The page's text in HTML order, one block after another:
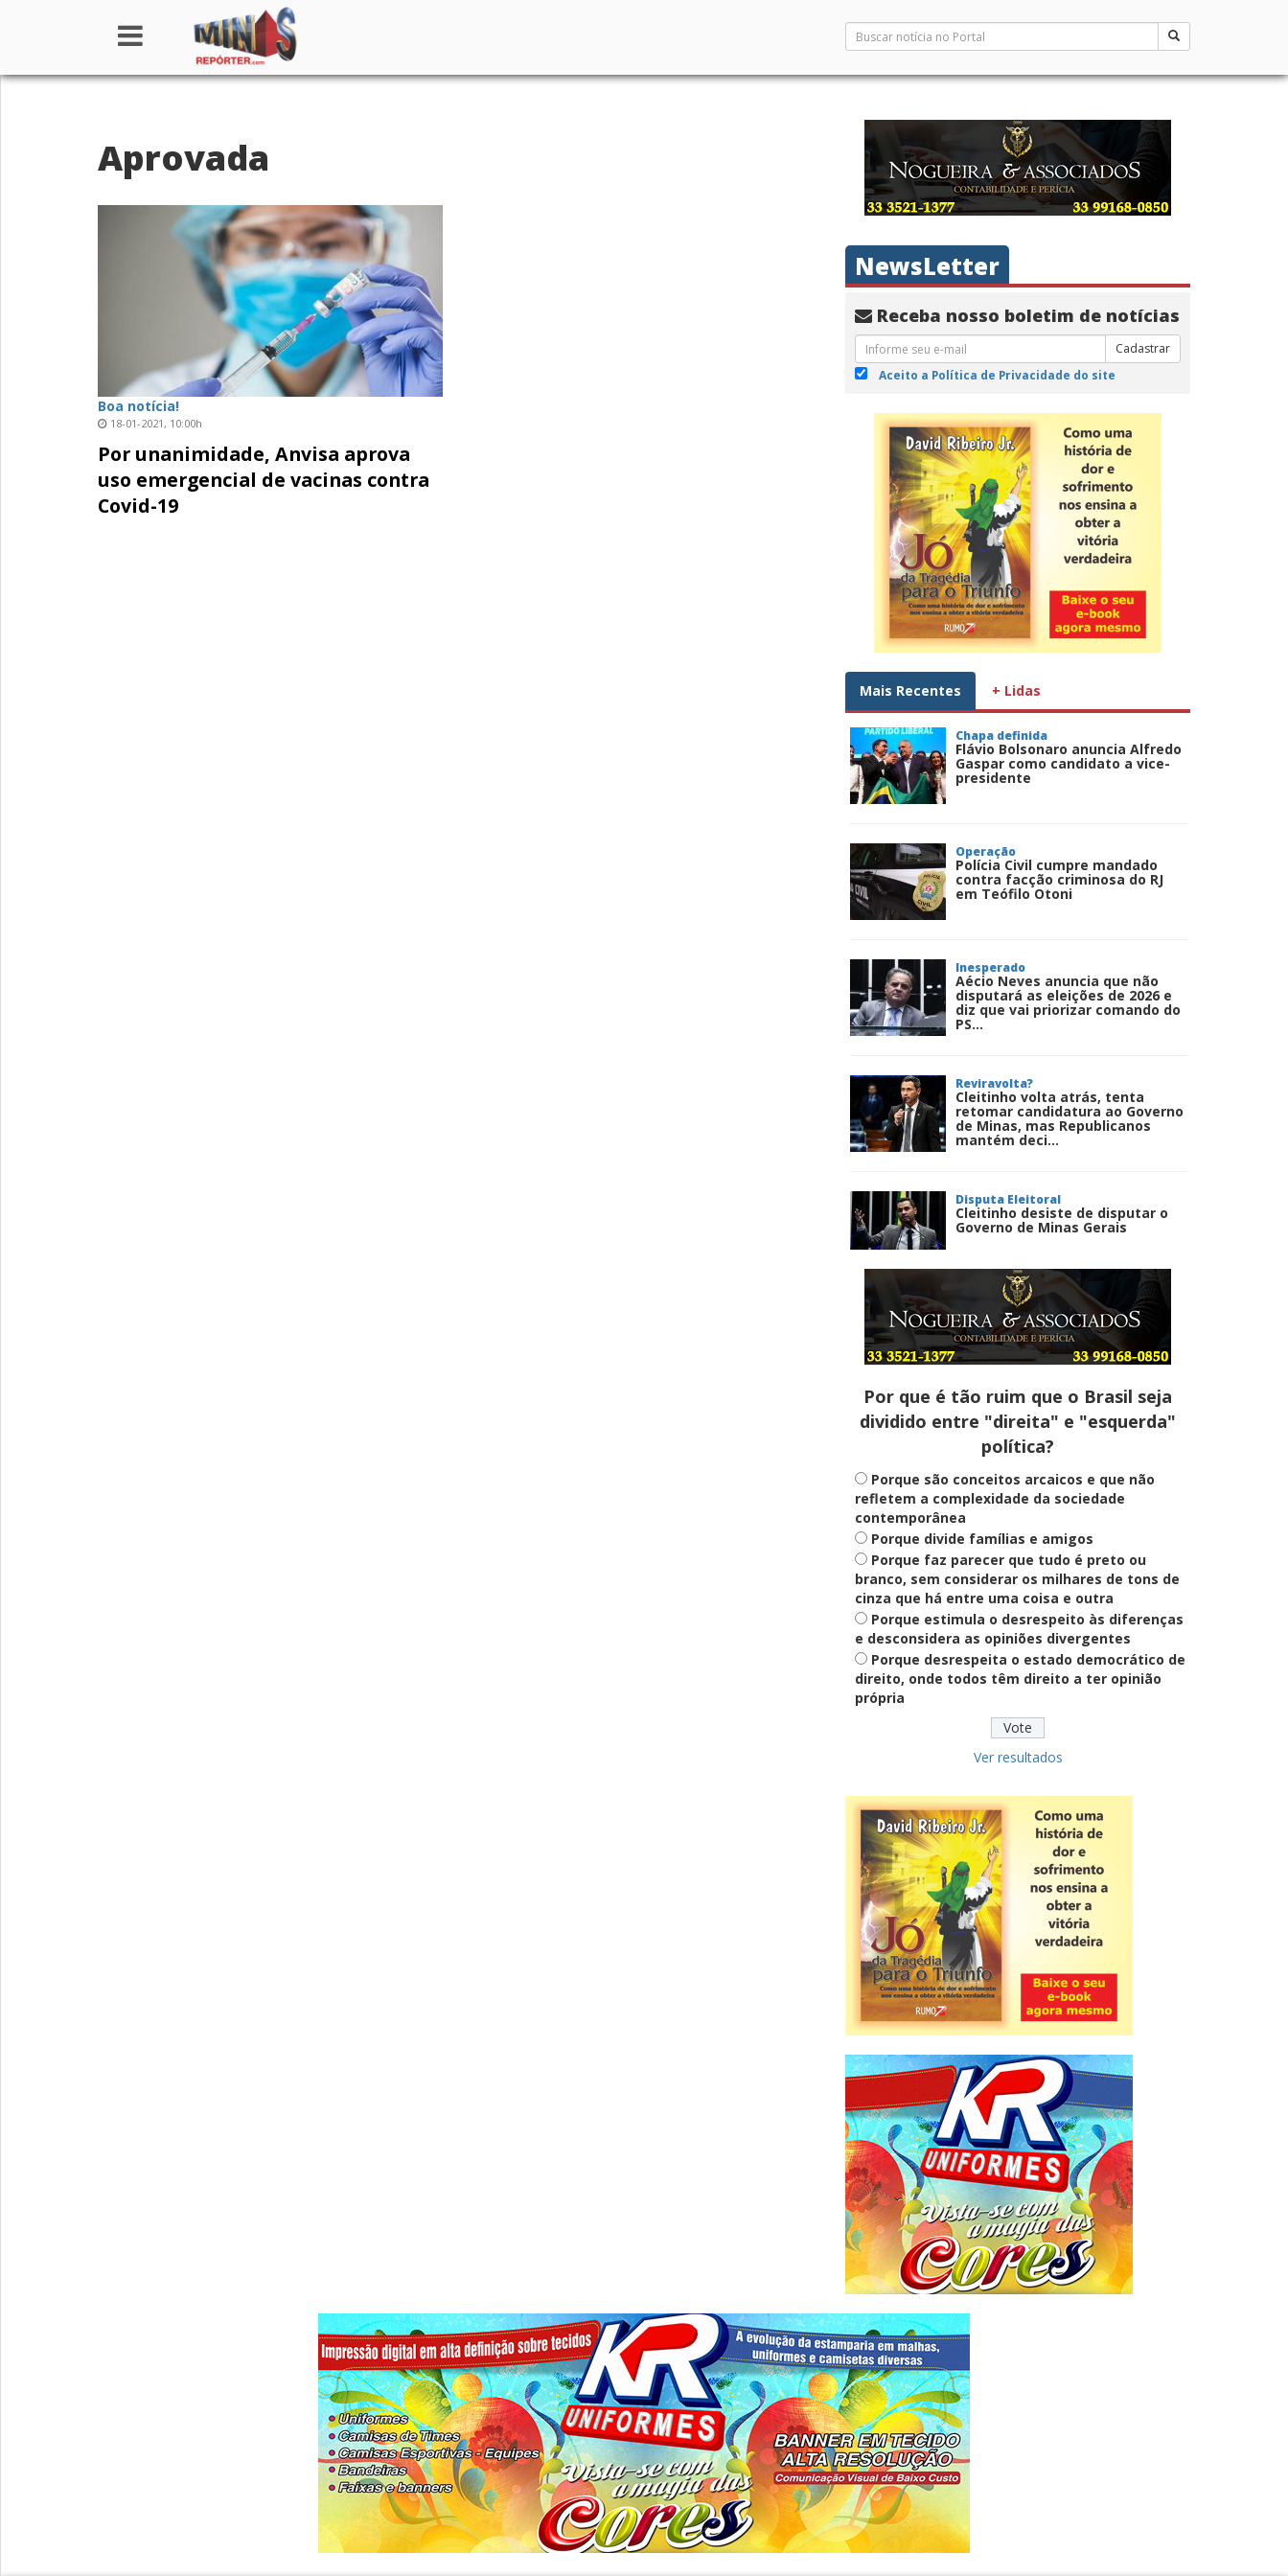
InstitucionalAprovada
Boa notícia!
18-01-2021, 10:00h
Por unanimidade, Anvisa aprova
uso emergencial de vacinas contra
Covid-19
NewsLetter
Receba nosso boletim de notícias
Cadastrar
Aceito a Política de Privacidade do site
Mais Recentes + Lidas
Chapa definida
Flávio Bolsonaro anuncia Alfredo
Gaspar como candidato a vice-
presidente
Operação
Polícia Civil cumpre mandado
contra facção criminosa do RJ
em Teófilo Otoni
Inesperado
Aécio Neves anuncia que não
disputará as eleições de 2026 e
diz que vai priorizar comando do
PS...
Reviravolta?
Cleitinho volta atrás, tenta
retomar candidatura ao Governo
de Minas, mas Republicanos
mantém deci...
Disputa Eleitoral
Cleitinho desiste de disputar o
Governo de Minas Gerais
Entenda
Pix Pensão Alimentícia: entenda
o que é e como solicitar
Saúde Mental
Plataforma oferece escuta em
saúde mental para jovens no SUS
Digital
Definido
PT lança Patrus Ananias como
candidato ao governo de Minas
Gerais
Educação
Fies: pré-selecionados têm até
terça para complementar
CNPJ alfanumérico começa a ser
emitido nesta sexta
ver todas »
Por que é tão ruim que o Brasil seja
dividido entre "direita" e "esquerda"
política?
Porque são conceitos arcaicos e que não
refletem a complexidade da sociedade
contemporânea
Porque divide famílias e amigos
Porque faz parecer que tudo é preto ou
branco, sem considerar os milhares de tons de
cinza que há entre uma coisa e outra
Porque estimula o desrespeito às diferenças
e desconsidera as opiniões divergentes
Porque desrespeita o estado democrático de
direito, onde todos têm direito a ter opinião
própria
Ver resultados